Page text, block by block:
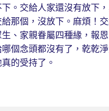
。交給人家還沒有放下
那個，沒放下。麻煩！
、家親眷屬四種緣，報
個念頭都沒有了，乾乾
的受持了。